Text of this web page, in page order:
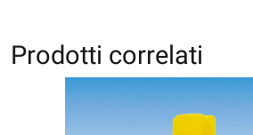
Prodotti correlati